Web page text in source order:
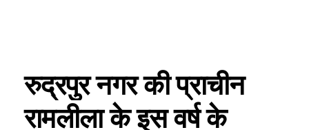
रुद्रपुर नगर की प्राचीन
रामलीला के इस वर्ष के